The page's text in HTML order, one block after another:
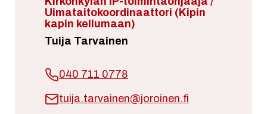
Uimataitokoordinaattori (Kipin
kapin kellumaan)
Tuija Tarvainen
040 711 0778
tuija.tarvainen@joroinen.fi